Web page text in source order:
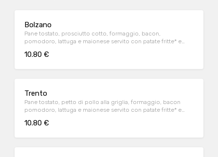
Bolzano
Pane tostato, prosciutto cotto, formaggio, bacon,
pomodoro, lattuga e maionese servito con patate fritte* e
10.80 €
Trento
Pane tostato, petto di pollo alla griglia, formaggio, bacon
pomodoro, lattuga e maionese servito con patate fritte* e
10.80 €